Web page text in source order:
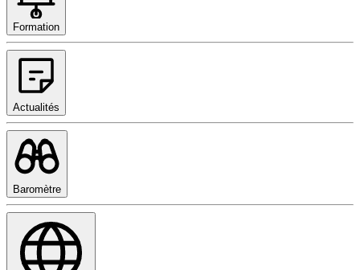
Formation
Actualités
Baromètre